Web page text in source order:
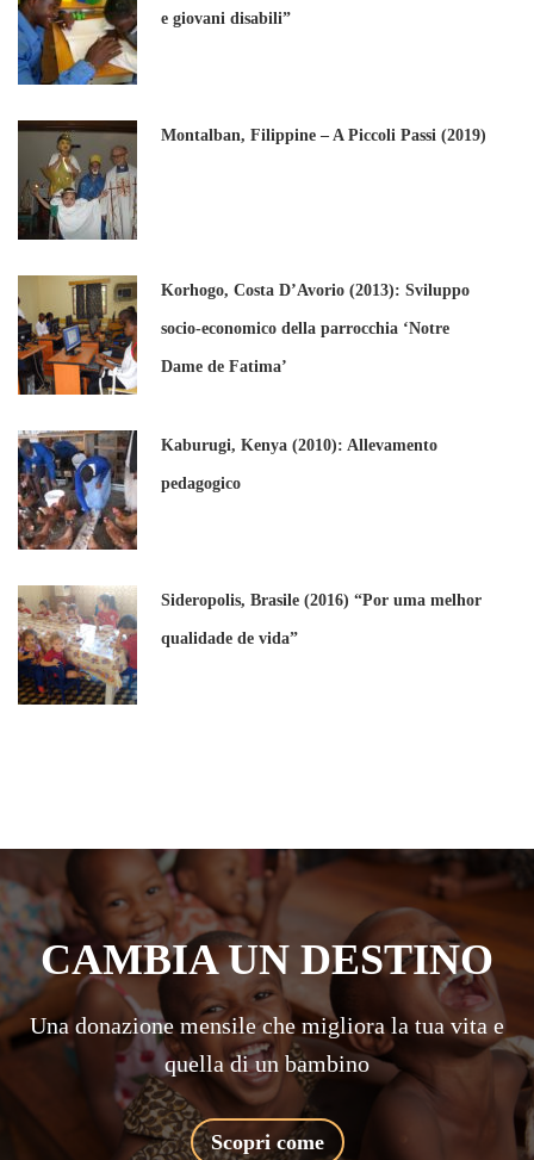
e giovani disabili”
Montalban, Filippine – A Piccoli Passi (2019)
Korhogo, Costa D’Avorio (2013): Sviluppo
socio-economico della parrocchia ‘Notre
Dame de Fatima’
Kaburugi, Kenya (2010): Allevamento
pedagogico
Sideropolis, Brasile (2016) “Por uma melhor
qualidade de vida”
CAMBIA UN DESTINO
Una donazione mensile che migliora la tua vita e
quella di un bambino
Scopri come